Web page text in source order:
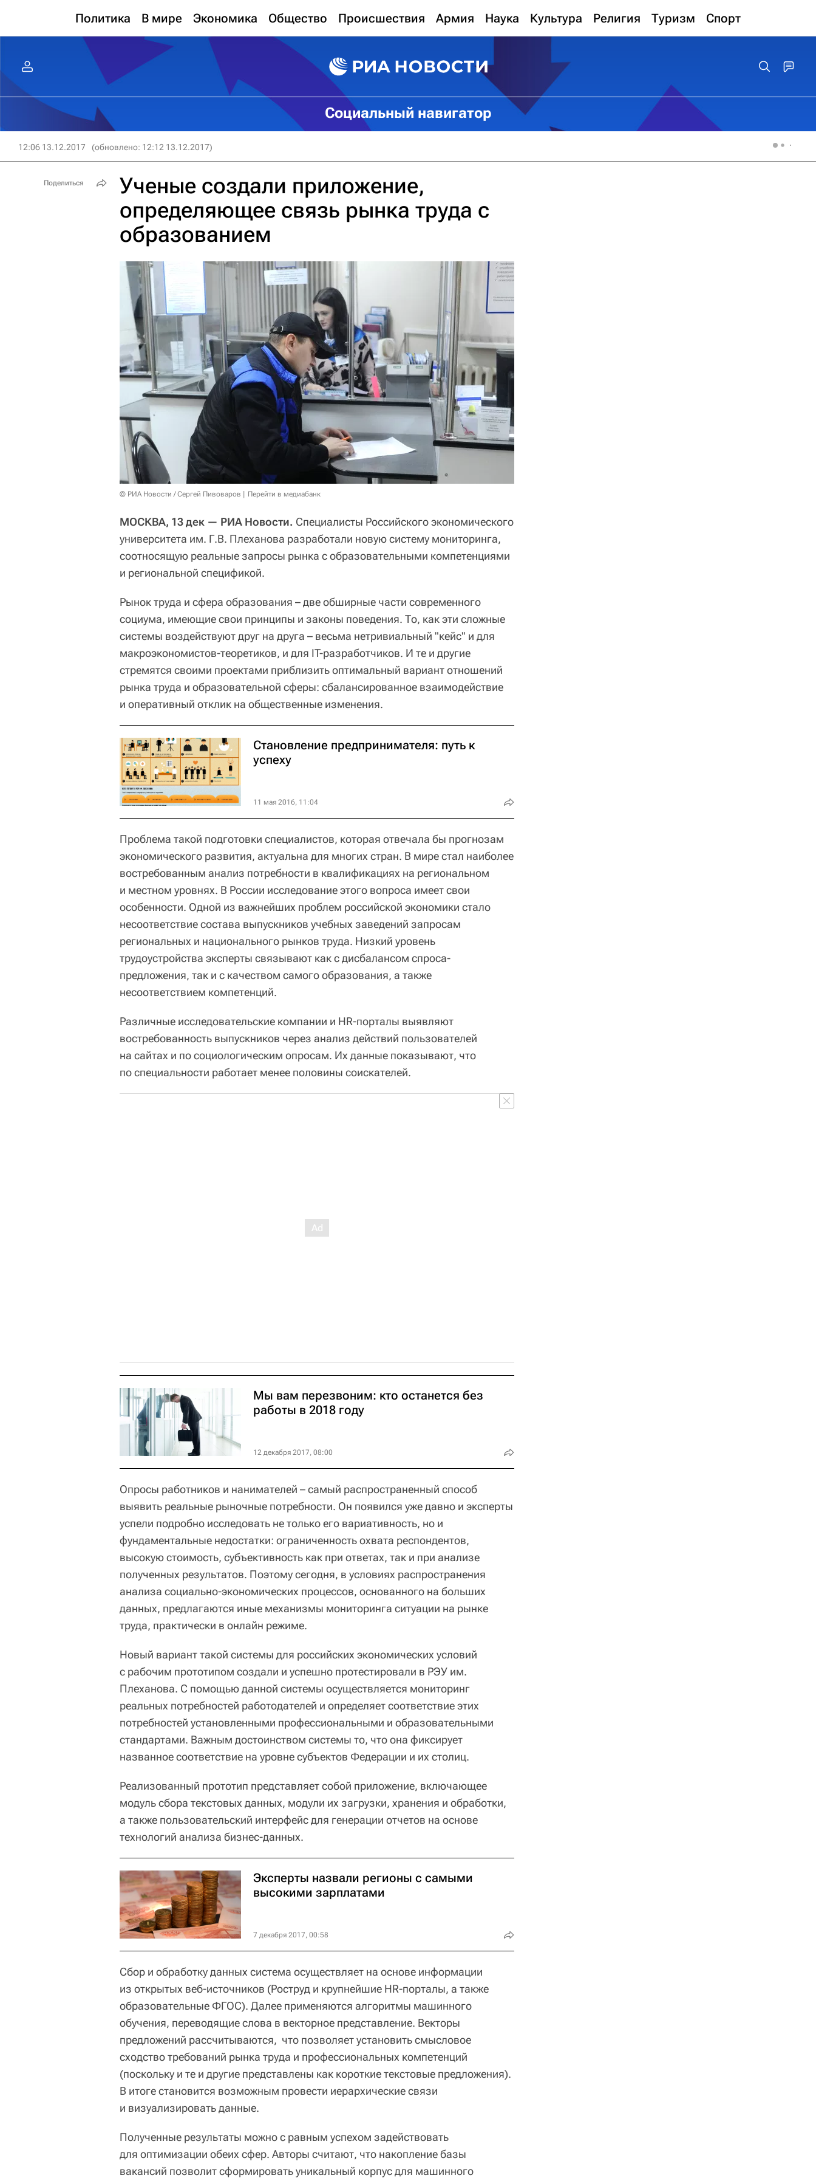
Политика В мире Экономика Общество Происшествия Армия Наука Культура Религия Туризм Спорт
Социальный навигатор
12:06 13.12.2017 (обновлено: 12:12 13.12.2017)
Ученые создали приложение,
определяющее связь рынка труда с
образованием
© РИА Новости / Сергей Пивоваров Перейти в медиабанк
МОСКВА, 13 дек — РИА Новости. Специалисты Российского экономического
университета им. Г.В. Плеханова разработали новую систему мониторинга,
соотносящую реальные запросы рынка с образовательными компетенциями
и региональной спецификой.
Рынок труда и сфера образования – две обширные части современного
социума, имеющие свои принципы и законы поведения. То, как эти сложные
системы воздействуют друг на друга – весьма нетривиальный "кейс" и для
макроэкономистов-теоретиков, и для IT-разработчиков. И те и другие
стремятся своими проектами приблизить оптимальный вариант отношений
рынка труда и образовательной сферы: сбалансированное взаимодействие
и оперативный отклик на общественные изменения.
Становление предпринимателя: путь к
успеху
11 мая 2016, 11:04
Проблема такой подготовки специалистов, которая отвечала бы прогнозам
экономического развития, актуальна для многих стран. В мире стал наиболее
востребованным анализ потребности в квалификациях на региональном
и местном уровнях. В России исследование этого вопроса имеет свои
особенности. Одной из важнейших проблем российской экономики стало
несоответствие состава выпускников учебных заведений запросам
региональных и национального рынков труда. Низкий уровень
трудоустройства эксперты связывают как с дисбалансом спроса-
предложения, так и с качеством самого образования, а также
несоответствием компетенций.
Различные исследовательские компании и HR-порталы выявляют
востребованность выпускников через анализ действий пользователей
на сайтах и по социологическим опросам. Их данные показывают, что
по специальности работает менее половины соискателей.
Мы вам перезвоним: кто останется без
работы в 2018 году
12 декабря 2017, 08:00
Опросы работников и нанимателей – самый распространенный способ
выявить реальные рыночные потребности. Он появился уже давно и эксперты
успели подробно исследовать не только его вариативность, но и
фундаментальные недостатки: ограниченность охвата респондентов,
высокую стоимость, субъективность как при ответах, так и при анализе
полученных результатов. Поэтому сегодня, в условиях распространения
анализа социально-экономических процессов, основанного на больших
данных, предлагаются иные механизмы мониторинга ситуации на рынке
труда, практически в онлайн режиме.
Новый вариант такой системы для российских экономических условий
с рабочим прототипом создали и успешно протестировали в РЭУ им.
Плеханова. С помощью данной системы осуществляется мониторинг
реальных потребностей работодателей и определяет соответствие этих
потребностей установленными профессиональными и образовательными
стандартами. Важным достоинством системы то, что она фиксирует
названное соответствие на уровне субъектов Федерации и их столиц.
Реализованный прототип представляет собой приложение, включающее
модуль сбора текстовых данных, модули их загрузки, хранения и обработки,
а также пользовательский интерфейс для генерации отчетов на основе
технологий анализа бизнес-данных.
Эксперты назвали регионы с самыми
высокими зарплатами
7 декабря 2017, 00:58
Сбор и обработку данных система осуществляет на основе информации
из открытых веб-источников (Роструд и крупнейшие HR-порталы, а также
образовательные ФГОС). Далее применяются алгоритмы машинного
обучения, переводящие слова в векторное представление. Векторы
предложений рассчитываются, что позволяет установить смысловое
сходство требований рынка труда и профессиональных компетенций
(поскольку и те и другие представлены как короткие текстовые предложения).
В итоге становится возможным провести иерархические связи
и визуализировать данные.
Полученные результаты можно с равным успехом задействовать
для оптимизации обеих сфер. Авторы считают, что накопление базы
вакансий позволит сформировать уникальный корпус для машинного
Поделиться